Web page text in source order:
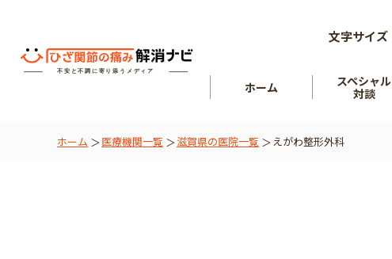
文字サイズ
ホーム
スペシャル
対談
ホーム 医療機関一覧 滋賀県の医院一覧 えがわ整形外科